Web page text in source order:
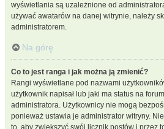
wyświetlania są uzależnione od
używać awatarów na danej witrynie, należy
administratorem.
Na górę
Co to jest ranga i jak można ją zmienić?
Rangi wyświetlane pod nazwami
użytkownik napisał lub jaki ma status na
administratora. Użytkownicy nie mogą
ponieważ ustawia je administrator witryny.
to, aby zwiększyć swój licznik postów i przez